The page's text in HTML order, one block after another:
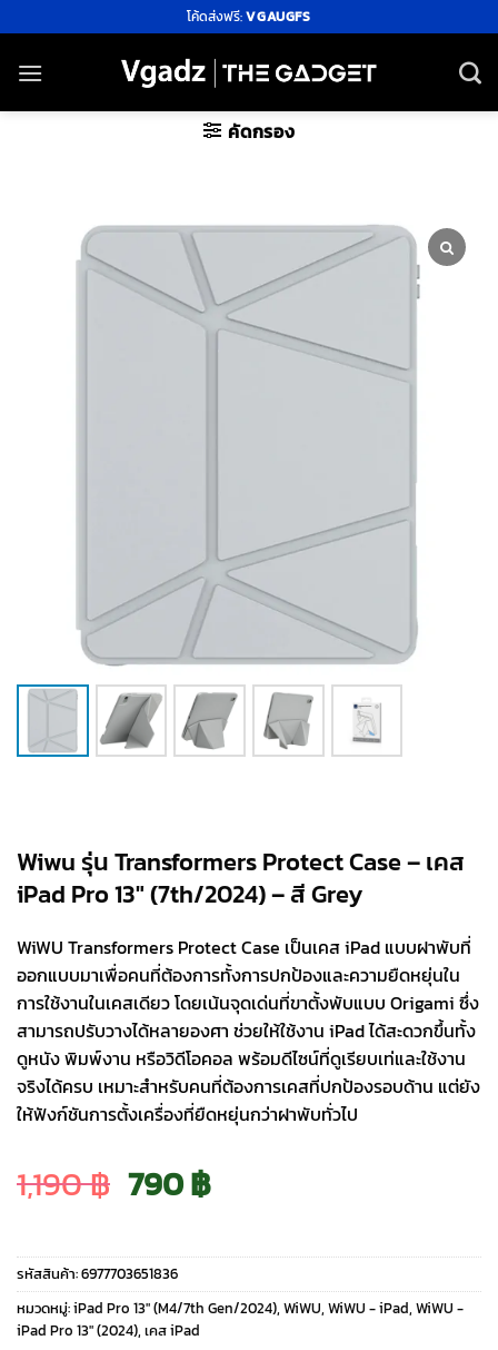
ไป
ยัง
โค้ดส่งฟรี:VGAUGFS
คัดกรอง
Wiwu รุ่น Transformers Protect Case – เคส
iPad Pro 13″ (7th/2024) – สี Grey
WiWU Transformers Protect Case เป็นเคส iPad แบบฝาพับที่
ออกแบบมาเพื่อคนที่ต้องการทั้งการปกป้องและความยืดหยุ่นใน
การใช้งานในเคสเดียว โดยเน้นจุดเด่นที่ขาตั้งพับแบบ Origami ซึ่ง
สามารถปรับวางได้หลายองศา ช่วยให้ใช้งาน iPad ได้สะดวกขึ้นทั้ง
ดูหนัง พิมพ์งาน หรือวิดีโอคอล พร้อมดีไซน์ที่ดูเรียบเท่และใช้งาน
จริงได้ครบ เหมาะสำหรับคนที่ต้องการเคสที่ปกป้องรอบด้าน แต่ยัง
ให้ฟังก์ชันการตั้งเครื่องที่ยืดหยุ่นกว่าฝาพับทั่วไป
1,190฿ Original
price
was:
790฿Current
price
is:
รหัสสินค้า:6977703651836
หมวดหมู่:iPad Pro 13" (M4/7th Gen/2024), WiWU, WiWU - iPad, WiWU -
iPad Pro 13" (2024), เคส iPad